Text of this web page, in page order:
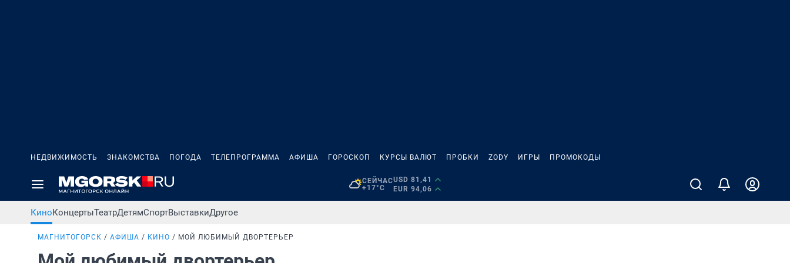
НЕДВИЖИМОСТЬ ЗНАКОМСТВА ПОГОДА ТЕЛЕПРОГРАММА АФИША ГОРОСКОП КУРСЫ ВАЛЮТ ПРОБКИ ZODY ИГРЫ ПРОМОКОДЫ
СЕЙЧАС
+17°C
USD 81,41
EUR 94,06
КиноКонцертыТеатрДетямСпортВыставкиДругое
МАГНИТОГОРСК АФИША КИНО МОЙ ЛЮБИМЫЙ ДВОРТЕРЬЕР